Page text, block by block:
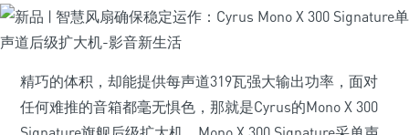
精巧的体积，却能提供每声道319瓦强大输出功率，面对
任何难推的音箱都毫无惧色，那就是Cyrus的Mono X 300